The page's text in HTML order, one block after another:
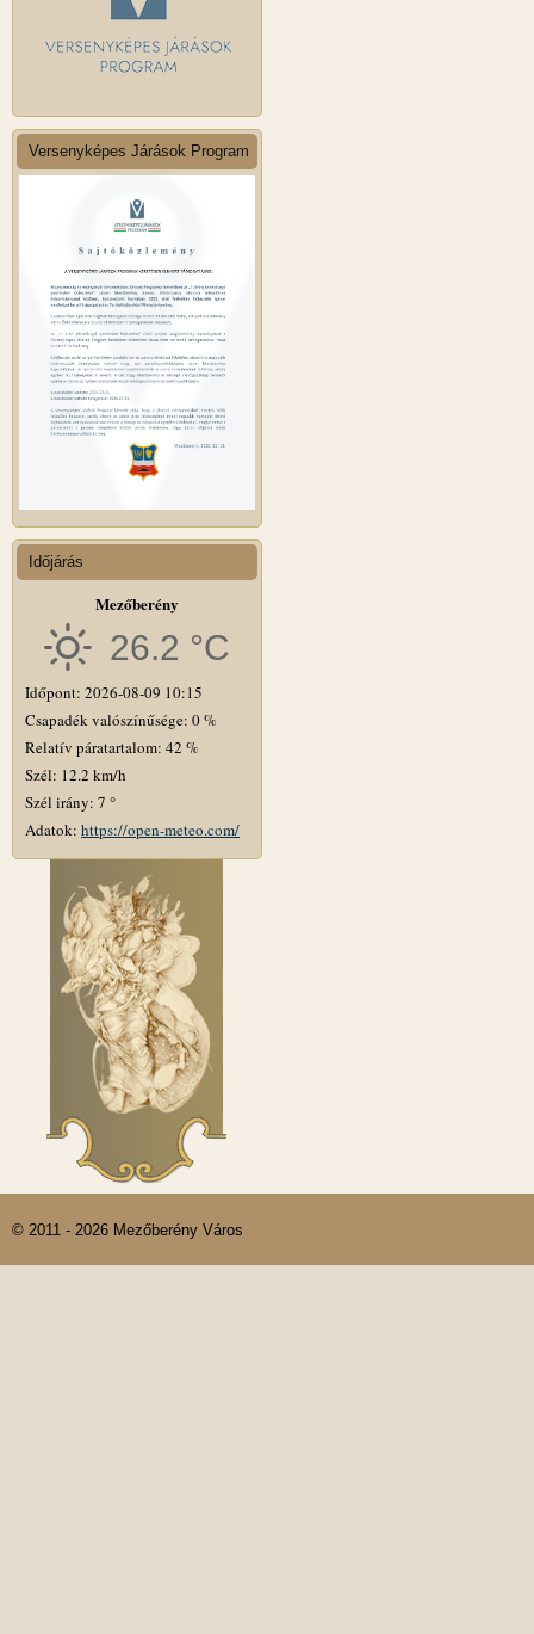
Versenyképes Járások Program
Időjárás
Mezőberény
26.2 °C
Időpont: 2026-08-09 10:15
Csapadék valószínűsége: 0 %
Relatív páratartalom: 42 %
Szél: 12.2 km/h
Szél irány: 7 °
Adatok: https://open-meteo.com/
© 2011 - 2026 Mezőberény Város